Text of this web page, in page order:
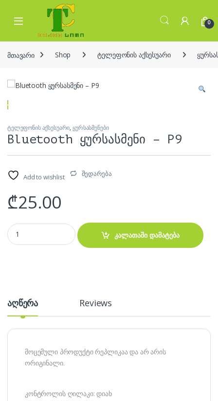
Skip to navigation
Skip to content
Open 0
მთავარი Shop ტელეფონის აქსესუარი
ტელეფონის აქსესუარი,ყურსასმენები
Bluetooth ყურსასმენი – P9
Add to wishlist შედარება
₾25.00
Bluetooth ყურსასმენი – P9 quantity
კალათაში დამატება
აღწერა Reviews
მოცემული პროდუქტი რეპლიკაა და არ არის
ორიგინალი.
კონტროლის ღილაკი: დიახ